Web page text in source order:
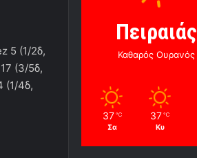
5 (1/2δ,
(3/5δ,
(1/4δ,
Πειραιάς
Καθαρός Ουρανός
37 ℃
Σα
37 ℃
Κυ